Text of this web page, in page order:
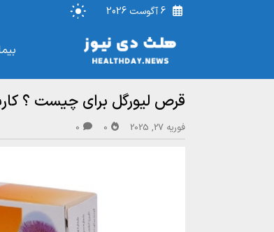
6 آگوست 2026
قرص لیورگل برای چیست ؟
فوریه 27, 2025 0
0